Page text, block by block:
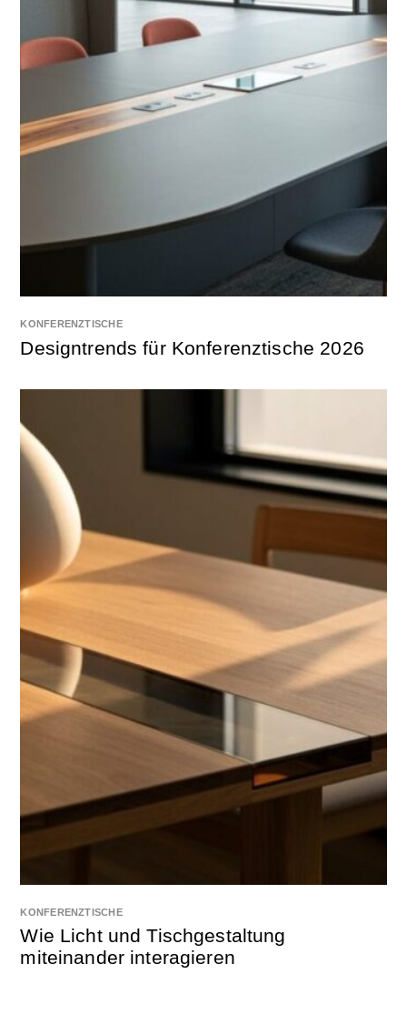
KONFERENZTISCHE
Designtrends für Konferenztische 2026
KONFERENZTISCHE
Wie Licht und Tischgestaltung
miteinander interagieren